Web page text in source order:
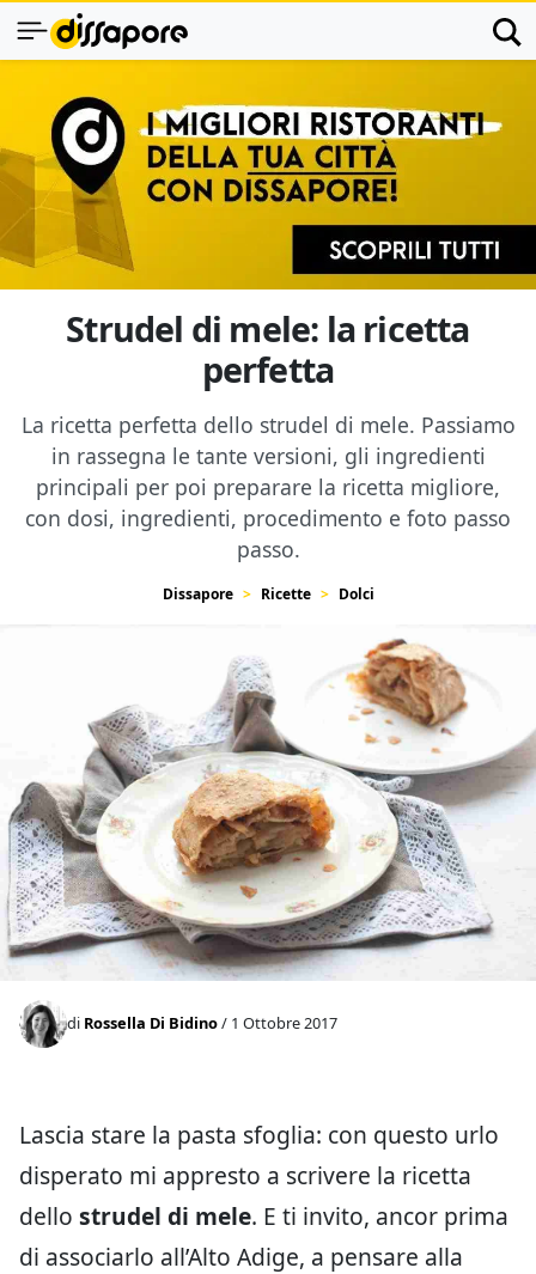
Strudel di mele: la ricetta
perfetta
La ricetta perfetta dello strudel di mele. Passiamo
in rassegna le tante versioni, gli ingredienti
principali per poi preparare la ricetta migliore,
con dosi, ingredienti, procedimento e foto passo
passo.
Dissapore Ricette Dolci
di Rossella Di Bidino/ 1 Ottobre 2017
Lascia stare la pasta sfoglia: con questo urlo
disperato mi appresto a scrivere la ricetta
dello strudel di mele. E ti invito, ancor prima
di associarlo all’Alto Adige, a pensare alla